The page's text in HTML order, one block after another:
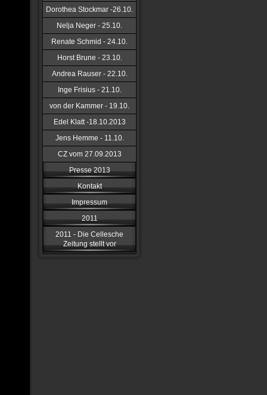
Dorothea Stockmar -26.10.
Nelja Neger - 25.10.
Renate Schmid - 24.10.
Horst Brune - 23.10.
Andrea Rauser - 22.10.
Inge Frisius - 21.10.
von der Kammer - 19.10.
Edel Klatt -18.10.2013
Jens Hemme - 11.10.
CZ vom 27.09.2013
Presse 2013
Kontakt
Impressum
2011
2011 - Die Cellesche
Zeitung stellt vor